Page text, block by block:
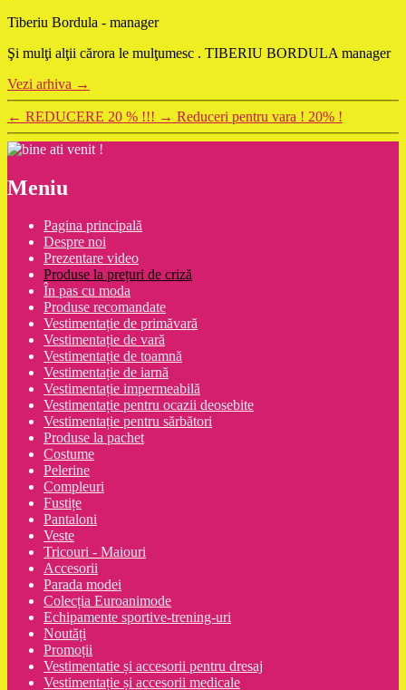
Tiberiu Bordula - manager
Şi mulţi alţii cărora le mulţumesc . TIBERIU BORDULA manager
Vezi arhiva →
← REDUCERE 20 % !!! → Reduceri pentru vara ! 20% !
Meniu
Pagina principală
Despre noi
Prezentare video
Produse la prețuri de criză
În pas cu moda
Produse recomandate
Vestimentație de primăvară
Vestimentație de vară
Vestimentație de toamnă
Vestimentație de iarnă
Vestimentație impermeabilă
Vestimentație pentru ocazii deosebite
Vestimentație pentru sărbători
Produse la pachet
Costume
Pelerine
Compleuri
Fustițe
Pantaloni
Veste
Tricouri - Maiouri
Accesorii
Parada modei
Colecția Euroanimode
Echipamente sportive-trening-uri
Noutăți
Promoții
Vestimentatie și accesorii pentru dresaj
Vestimentație și accesorii medicale